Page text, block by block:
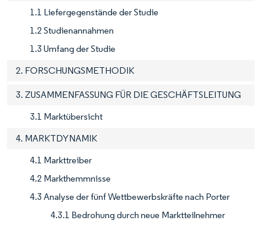
1.1 Liefergegenstände der Studie
1.2 Studienannahmen
1.3 Umfang der Studie
2. FORSCHUNGSMETHODIK
3. ZUSAMMENFASSUNG FÜR DIE GESCHÄFTSLEITUNG
3.1 Marktübersicht
4. MARKTDYNAMIK
4.1 Markttreiber
4.2 Markthemmnisse
4.3 Analyse der fünf Wettbewerbskräfte nach Porter
4.3.1 Bedrohung durch neue Marktteilnehmer